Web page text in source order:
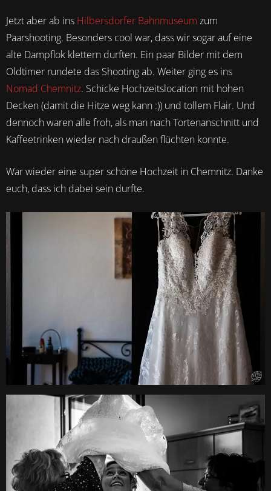
Jetzt aber ab ins Hilbersdorfer Bahnmuseum zum
Paarshooting. Besonders cool war, dass wir sogar auf eine
alte Dampflok klettern durften. Ein paar Bilder mit dem
Oldtimer rundete das Shooting ab. Weiter ging es ins
Nomad Chemnitz. Schicke Hochzeitslocation mit hohen
Decken (damit die Hitze weg kann :)) und tollem Flair. Und
dennoch waren alle froh, als man nach Tortenanschnitt und
Kaffeetrinken wieder nach draußen flüchten konnte.
War wieder eine super schöne Hochzeit in Chemnitz. Danke
euch, dass ich dabei sein durfte.